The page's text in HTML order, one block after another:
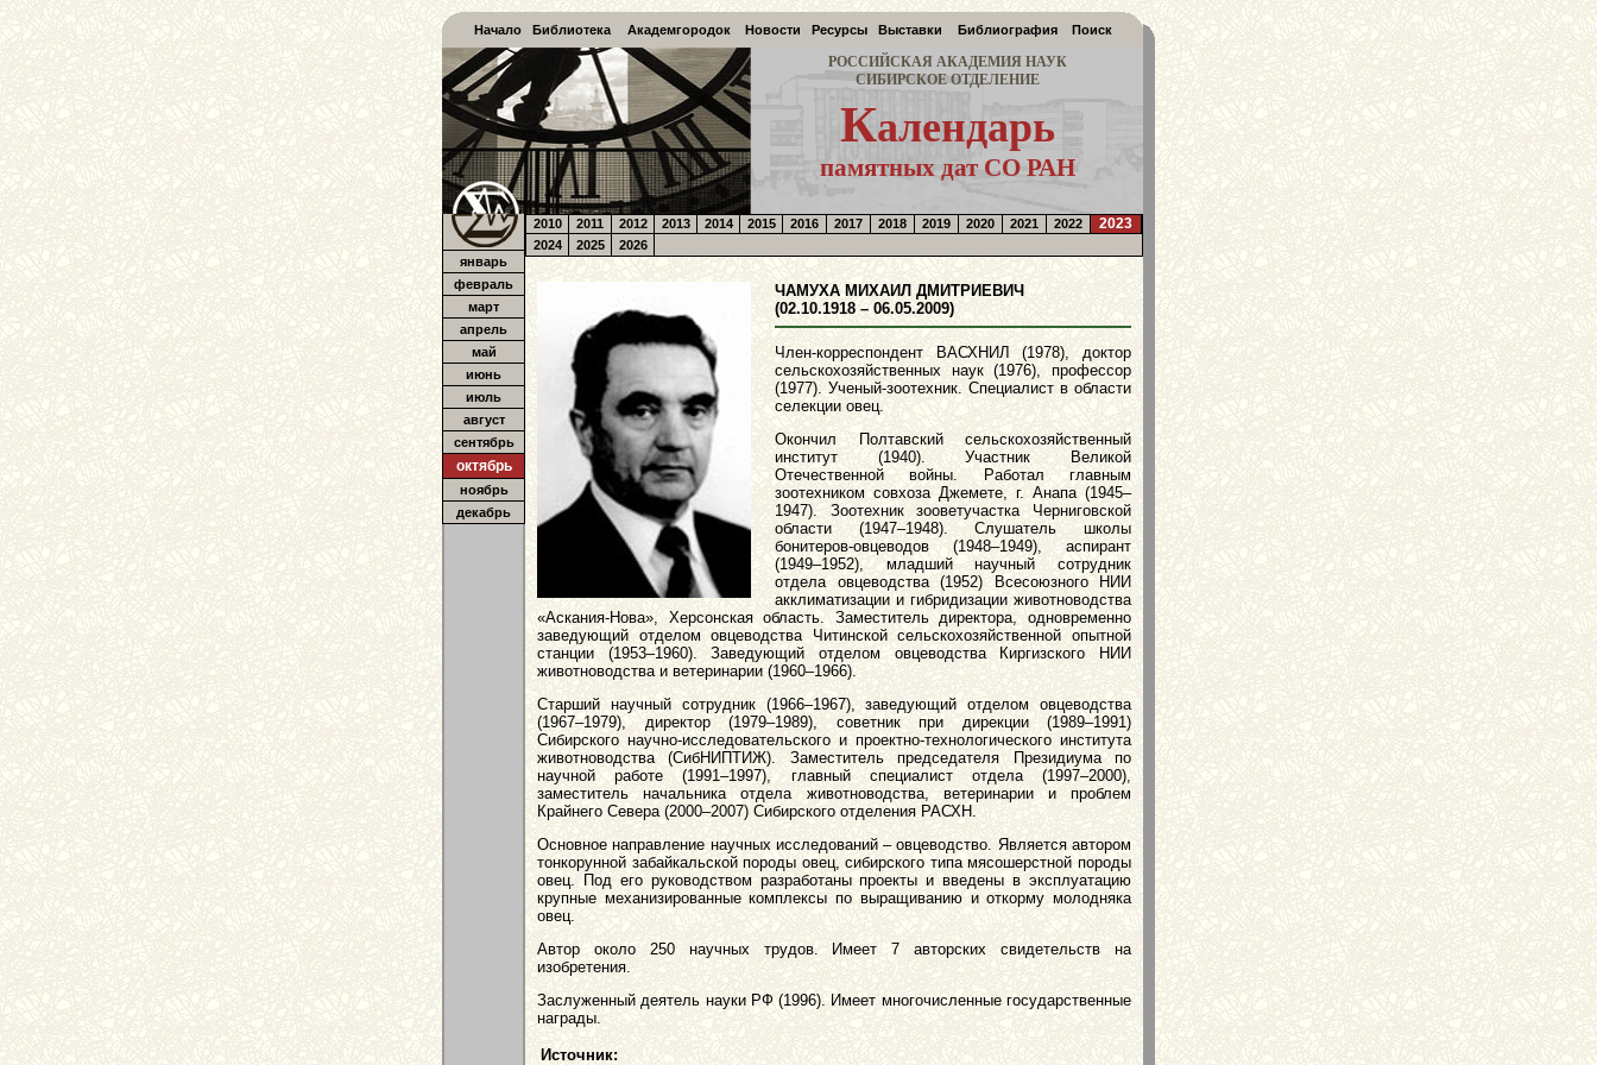
Начало Библиотека Академгородок Новости Ресурсы Выставки Библиография Поиск
РОССИЙСКАЯ АКАДЕМИЯ НАУК
СИБИРСКОЕ ОТДЕЛЕНИЕ
Календарь
памятных дат СО РАН
январь
февраль
март
апрель
май
июнь
июль
август
сентябрь
октябрь
ноябрь
декабрь
2010 2011 2012 2013 2014 2015 2016 2017 2018 2019 2020 2021 2022 2023
2024 2025 2026
ЧАМУХА МИХАИЛ ДМИТРИЕВИЧ
(02.10.1918 – 06.05.2009)
Член-корреспондент ВАСХНИЛ (1978), доктор
сельскохозяйственных наук (1976), профессор
(1977). Ученый-зоотехник. Специалист в области
селекции овец.
Окончил Полтавский сельскохозяйственный
институт (1940). Участник Великой
Отечественной войны. Работал главным
зоотехником совхоза Джемете, г. Анапа (1945–
1947). Зоотехник зооветучастка Черниговской
области (1947–1948). Слушатель школы
бонитеров-овцеводов (1948–1949), аспирант
(1949–1952), младший научный сотрудник
отдела овцеводства (1952) Всесоюзного НИИ
акклиматизации и гибридизации животноводства
«Аскания-Нова», Херсонская область. Заместитель директора, одновременно
заведующий отделом овцеводства Читинской сельскохозяйственной опытной
станции (1953–1960). Заведующий отделом овцеводства Киргизского НИИ
животноводства и ветеринарии (1960–1966).
Старший научный сотрудник (1966–1967), заведующий отделом овцеводства
(1967–1979), директор (1979–1989), советник при дирекции (1989–1991)
Сибирского научно-исследовательского и проектно-технологического института
животноводства (СибНИПТИЖ). Заместитель председателя Президиума по
научной работе (1991–1997), главный специалист отдела (1997–2000),
заместитель начальника отдела животноводства, ветеринарии и проблем
Крайнего Севера (2000–2007) Сибирского отделения РАСХН.
Основное направление научных исследований – овцеводство. Является автором
тонкорунной забайкальской породы овец, сибирского типа мясошерстной породы
овец. Под его руководством разработаны проекты и введены в эксплуатацию
крупные механизированные комплексы по выращиванию и откорму молодняка
овец.
Автор около 250 научных трудов. Имеет 7 авторских свидетельств на
изобретения.
Заслуженный деятель науки РФ (1996). Имеет многочисленные государственные
награды.
Источник: